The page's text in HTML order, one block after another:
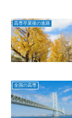
高専卒業後の進路
全国の高専